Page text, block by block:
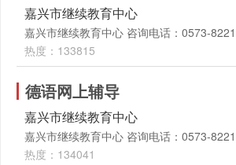
嘉兴市继续教育中心
嘉兴市继续教育中心 咨询电话：0573-
热度：133815
德语网上辅导
嘉兴市继续教育中心
嘉兴市继续教育中心 咨询电话：0573-
热度：134041